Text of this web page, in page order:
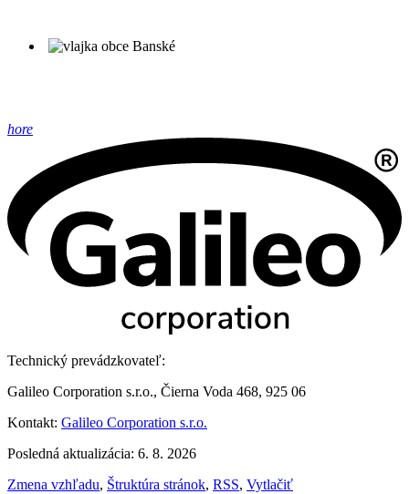
hore
Technický prevádzkovateľ:
Galileo Corporation s.r.o., Čierna Voda 468, 925 06
Kontakt: Galileo Corporation s.r.o.
Posledná aktualizácia: 6. 8. 2026
Zmena vzhľadu, Štruktúra stránok, RSS, Vytlačiť